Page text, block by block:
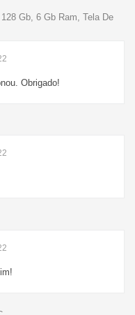
Gb, 6 Gb Ram, Tela De
Obrigado!